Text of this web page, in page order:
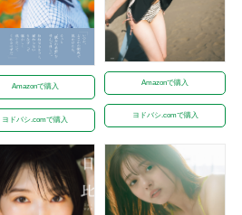
Amazonで購入
ヨドバシ.comで購入
Amazonで購入
ヨドバシ.comで購入